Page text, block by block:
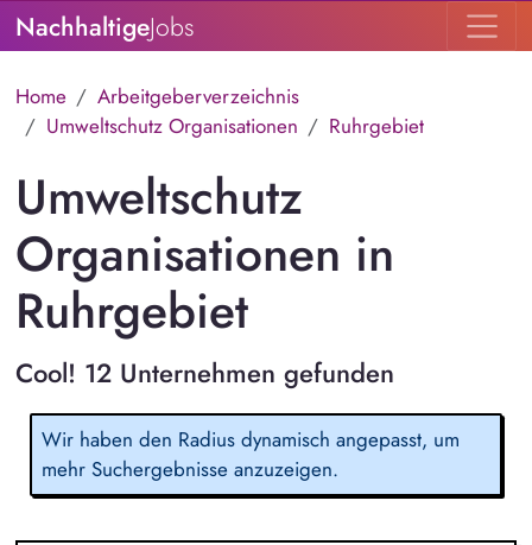
NachhaltigeJobs
Home
Arbeitgeberverzeichnis
Umweltschutz Organisationen
Ruhrgebiet
Umweltschutz
Organisationen in
Ruhrgebiet
Cool! 12 Unternehmen gefunden
Wir haben den Radius dynamisch angepasst, um
mehr Suchergebnisse anzuzeigen.